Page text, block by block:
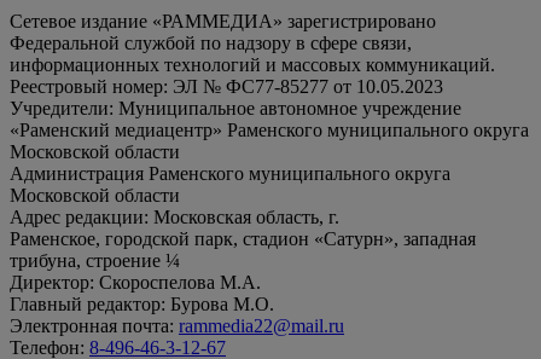
Сетевое издание «РАММЕДИА» зарегистрировано
Федеральной службой по надзору в сфере связи,
информационных технологий и массовых коммуникаций.
Реестровый номер: ЭЛ № ФС77-85277 от 10.05.2023
Учредители: Муниципальное автономное учреждение
«Раменский медиацентр» Раменского муниципального округа
Московской области
Администрация Раменского муниципального округа
Московской области
Адрес редакции: Московская область, г.
Раменское, городской парк, стадион «Сатурн», западная
трибуна, строение ¼
Директор: Скороспелова М.А.
Главный редактор: Бурова М.О.
Электронная почта: rammedia22@mail.ru
Телефон: 8-496-46-3-12-67